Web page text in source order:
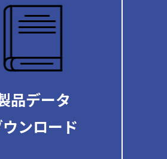
品データ
ンロード